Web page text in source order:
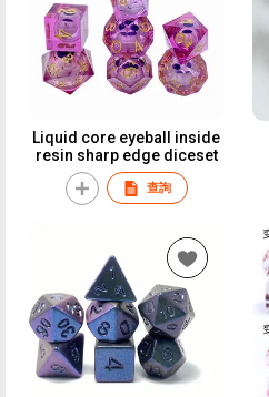
Liquid core eyeball inside
resin sharp edge diceset
查詢